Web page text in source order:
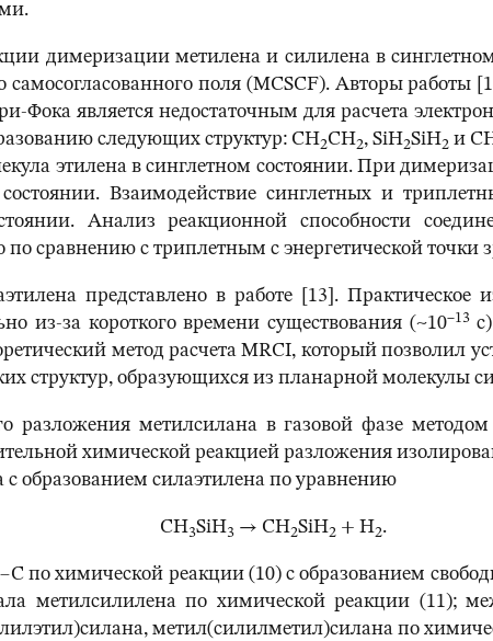
димеризации метилена и силилена в
поля (MCSCF). Авторы работы
является недостаточным для расчета
следующих структур: CH2CH2, SiH2SiH2 и
этилена в синглетном состоянии. При
Взаимодействие синглетных и
Анализ реакционной способности
по сравнению с триплетным с энергетической точки
представлено в работе [13]. Практическое
из-за короткого времени существования (~10–13с)
метод расчета MRCI, который позволил
структур, образующихся из планарной молекулы
разложения метилсилана в газовой фазе
химической реакцией разложения
образованием силаэтилена по уравнению
CH3SiH3 → CH2SiH2 + H2.
по химической реакции (10) с образованием
метилсилилена по химической реакции (11);
метил(силилметил)силана по